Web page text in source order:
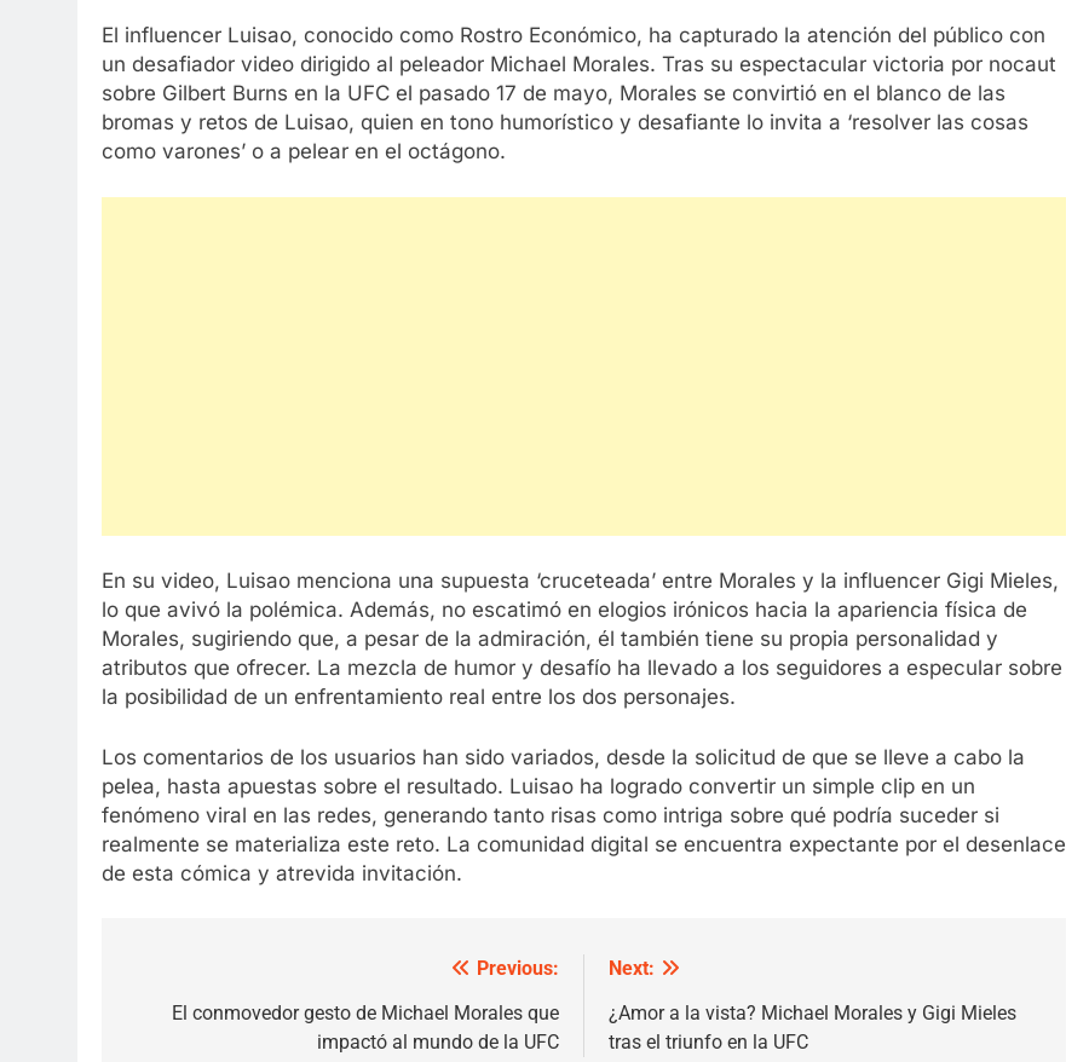
El influencer Luisao, conocido como Rostro Económico, ha capturado la atención del público con
un desafiador video dirigido al peleador Michael Morales. Tras su espectacular victoria por nocaut
sobre Gilbert Burns en la UFC el pasado 17 de mayo, Morales se convirtió en el blanco de las
bromas y retos de Luisao, quien en tono humorístico y desafiante lo invita a ‘resolver las cosas
como varones’ o a pelear en el octágono.
En su video, Luisao menciona una supuesta ‘cruceteada’ entre Morales y la influencer Gigi Mieles,
lo que avivó la polémica. Además, no escatimó en elogios irónicos hacia la apariencia física de
Morales, sugiriendo que, a pesar de la admiración, él también tiene su propia personalidad y
atributos que ofrecer. La mezcla de humor y desafío ha llevado a los seguidores a especular sobre
la posibilidad de un enfrentamiento real entre los dos personajes.
Los comentarios de los usuarios han sido variados, desde la solicitud de que se lleve a cabo la
pelea, hasta apuestas sobre el resultado. Luisao ha logrado convertir un simple clip en un
fenómeno viral en las redes, generando tanto risas como intriga sobre qué podría suceder si
realmente se materializa este reto. La comunidad digital se encuentra expectante por el desenlace
de esta cómica y atrevida invitación.
navigation
Previous:
El conmovedor gesto de Michael Morales que
impactó al mundo de la UFC
Next:
¿Amor a la vista? Michael Morales y Gigi Mieles
tras el triunfo en la UFC